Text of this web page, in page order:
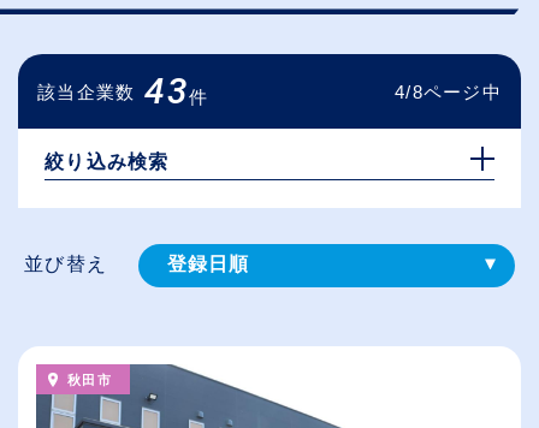
該当企業数 43件 4/8ページ中
絞り込み検索
並び替え 登録⽇順
（⾼卒の給与を基準）
従業員が多い順
秋田市